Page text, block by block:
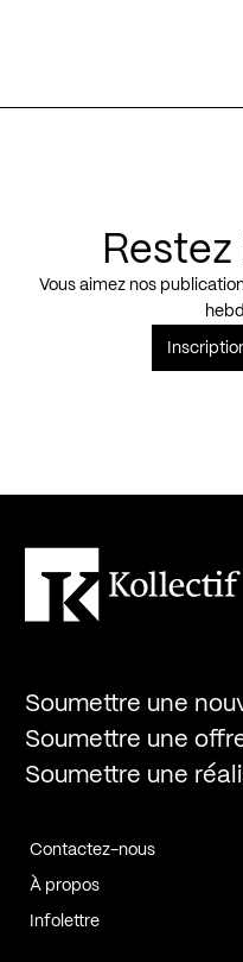
Vous aimez nos
Soumettre une
Soumettre une
Soumettre une
Contactez-nous
À propos
Infolettre